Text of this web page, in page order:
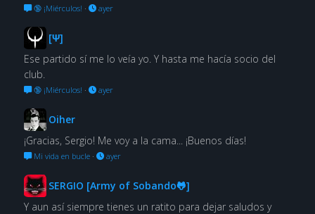
🔞 ¡Miérculos! · ayer
[Ψ]
Ese partido sí me lo veía yo. Y hasta me hacía socio del
club.
🔞 ¡Miérculos! · ayer
Oiher
¡Gracias, Sergio! Me voy a la cama... ¡Buenos días!
Mi vida en bucle· ayer
SERGIO [Army of Sobando🐸]
Y aun así siempre tienes un ratito para dejar saludos y